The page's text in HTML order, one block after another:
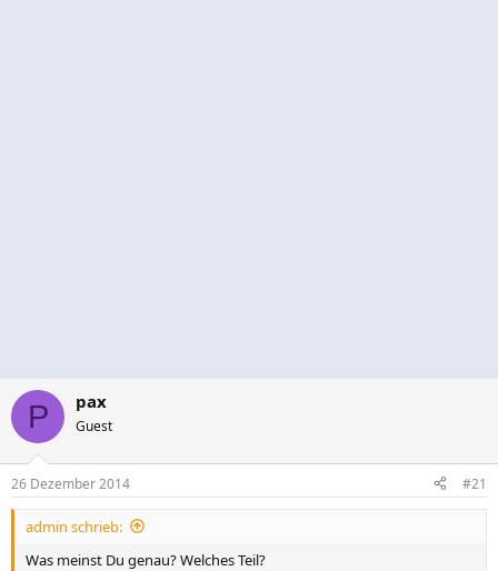
P pax
Guest
26 Dezember 2014 #21
admin schrieb:
Was meinst Du genau? Welches Teil?